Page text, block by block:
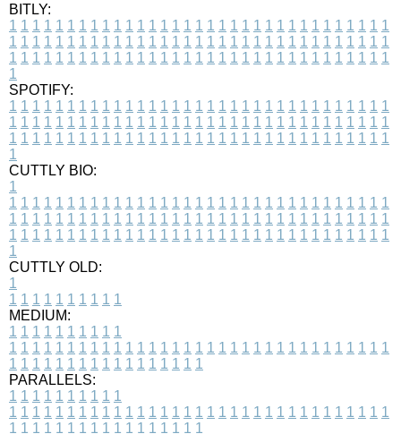
BITLY:
1 1 1 1 1 1 1 1 1 1 1 1 1 1 1 1 1 1 1 1 1 1 1 1 1 1 1 1 1 1 1 1 1
1 1 1 1 1 1 1 1 1 1 1 1 1 1 1 1 1 1 1 1 1 1 1 1 1 1 1 1 1 1 1 1 1
1 1 1 1 1 1 1 1 1 1 1 1 1 1 1 1 1 1 1 1 1 1 1 1 1 1 1 1 1 1 1 1 1
1
SPOTIFY:
1 1 1 1 1 1 1 1 1 1 1 1 1 1 1 1 1 1 1 1 1 1 1 1 1 1 1 1 1 1 1 1 1
1 1 1 1 1 1 1 1 1 1 1 1 1 1 1 1 1 1 1 1 1 1 1 1 1 1 1 1 1 1 1 1 1
1 1 1 1 1 1 1 1 1 1 1 1 1 1 1 1 1 1 1 1 1 1 1 1 1 1 1 1 1 1 1 1 1
1
CUTTLY BIO:
1
1 1 1 1 1 1 1 1 1 1 1 1 1 1 1 1 1 1 1 1 1 1 1 1 1 1 1 1 1 1 1 1 1
1 1 1 1 1 1 1 1 1 1 1 1 1 1 1 1 1 1 1 1 1 1 1 1 1 1 1 1 1 1 1 1 1
1 1 1 1 1 1 1 1 1 1 1 1 1 1 1 1 1 1 1 1 1 1 1 1 1 1 1 1 1 1 1 1 1
1
CUTTLY OLD:
1
1 1 1 1 1 1 1 1 1 1
MEDIUM:
1 1 1 1 1 1 1 1 1 1
1 1 1 1 1 1 1 1 1 1 1 1 1 1 1 1 1 1 1 1 1 1 1 1 1 1 1 1 1 1 1 1 1
1 1 1 1 1 1 1 1 1 1 1 1 1 1 1 1 1
PARALLELS:
1 1 1 1 1 1 1 1 1 1
1 1 1 1 1 1 1 1 1 1 1 1 1 1 1 1 1 1 1 1 1 1 1 1 1 1 1 1 1 1 1 1 1
1 1 1 1 1 1 1 1 1 1 1 1 1 1 1 1 1